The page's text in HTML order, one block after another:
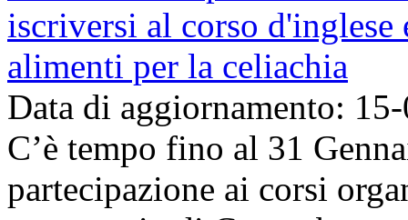
iscriversi al corso d'inglese
alimenti per la celiachia
Data di aggiornamento:
C’è tempo fino al 31
partecipazione ai corsi